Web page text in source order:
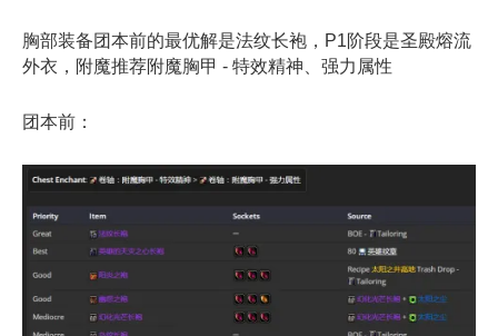
胸部装备团本前的最优解是法纹长袍，P1阶段是圣殿熔流
外衣，附魔推荐附魔胸甲 - 特效精神、强力属性
团本前：